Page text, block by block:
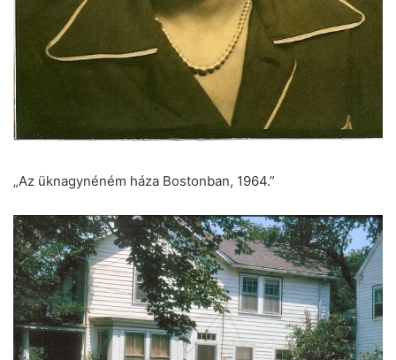
„Az üknagynéném háza Bostonban, 1964.”